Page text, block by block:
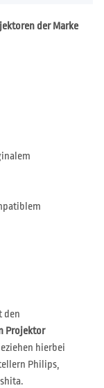
der Marke
den
Projektor
hierbei
Philips,